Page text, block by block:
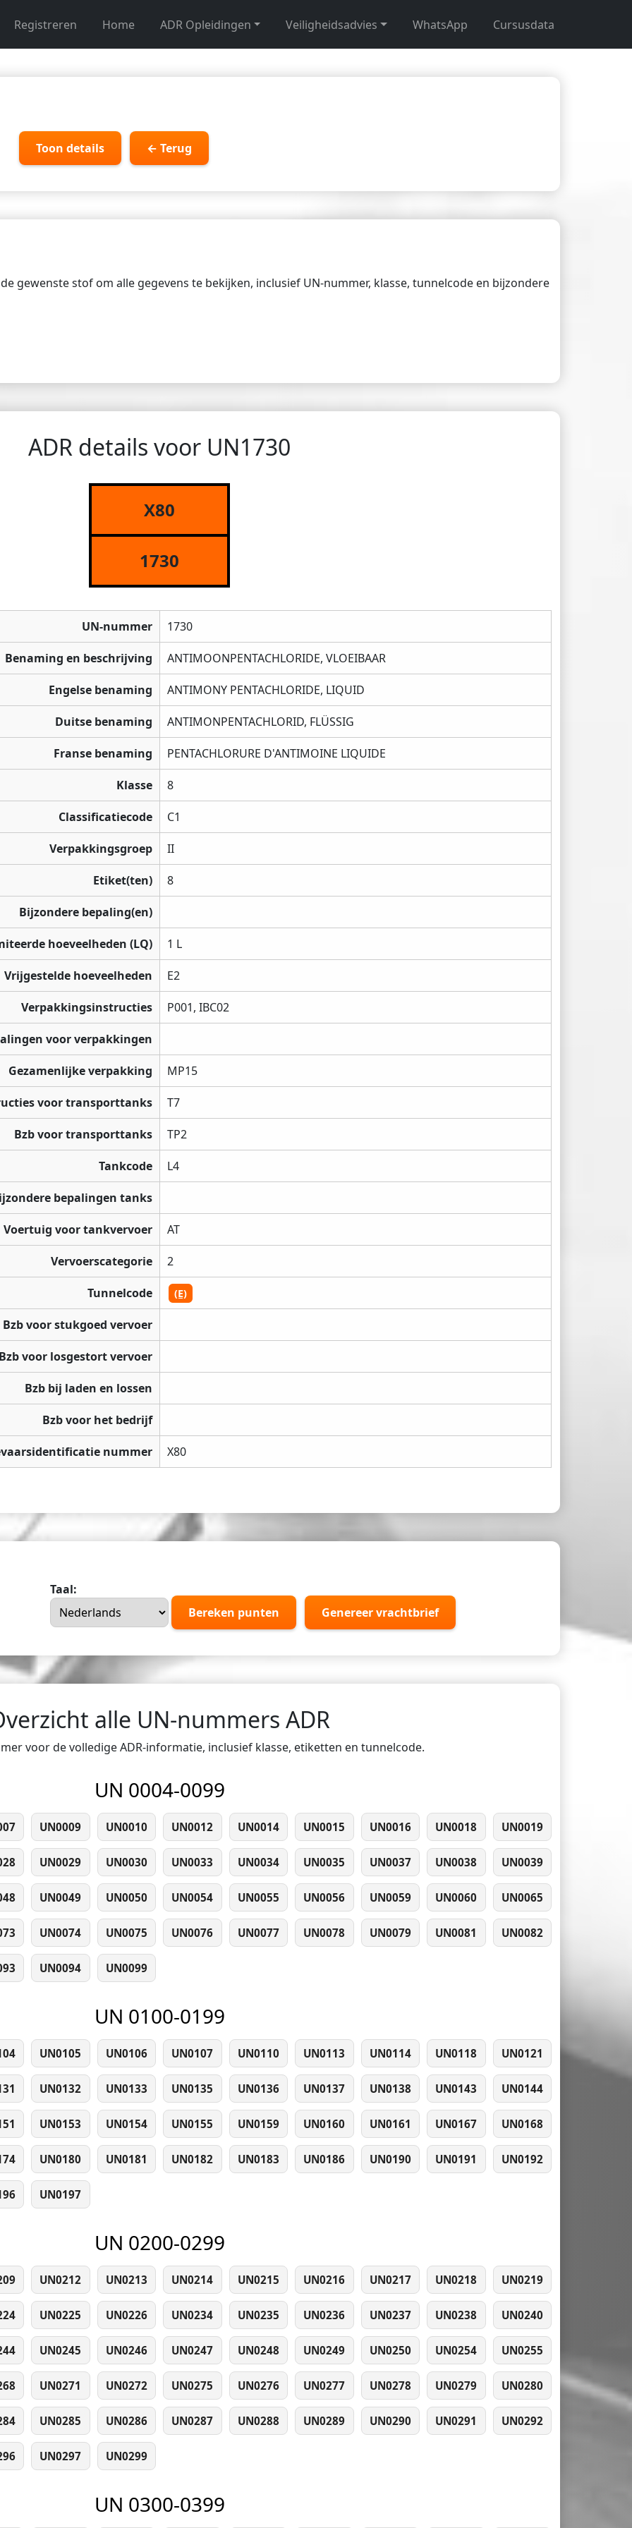
Registreren Home ADR Opleidingen Veiligheidsadvies WhatsApp Cursusdata
Toon details ← Terug
gewenste stof om alle gegevens te bekijken, inclusief UN-nummer, klasse, tunnelcode en bijzondere
ADR details voor UN1730
X80
1730
UN-nummer 1730
Benaming en beschrijving ANTIMOONPENTACHLORIDE, VLOEIBAAR
Engelse benaming ANTIMONY PENTACHLORIDE, LIQUID
Duitse benaming ANTIMONPENTACHLORID, FLÜSSIG
Franse benaming PENTACHLORURE D'ANTIMOINE LIQUIDE
Klasse 8
Classificatiecode C1
Verpakkingsgroep II
Etiket(ten) 8
Bijzondere bepaling(en)
hoeveelheden (LQ) 1 L
Vrijgestelde hoeveelheden E2
Verpakkingsinstructies P001, IBC02
voor verpakkingen
Gezamenlijke verpakking MP15
voor transporttanks T7
Bzb voor transporttanks TP2
Tankcode L4
bepalingen tanks
Voertuig voor tankvervoer AT
Vervoerscategorie 2
Tunnelcode (E)
Bzb voor stukgoed vervoer
voor losgestort vervoer
Bzb bij laden en lossen
Bzb voor het bedrijf
nummer X80
Taal:
Bereken punten
Genereer vrachtbrief
alle UN-nummers ADR
voor de volledige ADR-informatie, inclusief klasse, etiketten en tunnelcode.
UN 0004-0099
UN0009 UN0010 UN0012 UN0014 UN0015 UN0016 UN0018 UN0019
UN0029 UN0030 UN0033 UN0034 UN0035 UN0037 UN0038 UN0039
UN0049 UN0050 UN0054 UN0055 UN0056 UN0059 UN0060 UN0065
UN0074 UN0075 UN0076 UN0077 UN0078 UN0079 UN0081 UN0082
UN0094 UN0099
UN 0100-0199
UN0105 UN0106 UN0107 UN0110 UN0113 UN0114 UN0118 UN0121
UN0132 UN0133 UN0135 UN0136 UN0137 UN0138 UN0143 UN0144
UN0153 UN0154 UN0155 UN0159 UN0160 UN0161 UN0167 UN0168
UN0180 UN0181 UN0182 UN0183 UN0186 UN0190 UN0191 UN0192
UN0197
UN 0200-0299
UN0212 UN0213 UN0214 UN0215 UN0216 UN0217 UN0218 UN0219
UN0225 UN0226 UN0234 UN0235 UN0236 UN0237 UN0238 UN0240
UN0245 UN0246 UN0247 UN0248 UN0249 UN0250 UN0254 UN0255
UN0271 UN0272 UN0275 UN0276 UN0277 UN0278 UN0279 UN0280
UN0285 UN0286 UN0287 UN0288 UN0289 UN0290 UN0291 UN0292
UN0297 UN0299
UN 0300-0399